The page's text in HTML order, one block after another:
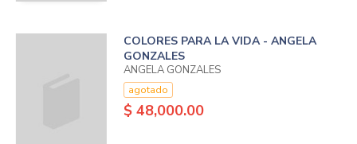
COLORES PARA LA VIDA - ANGELA
GONZALES
ANGELA GONZALES
agotado
$ 48,000.00